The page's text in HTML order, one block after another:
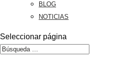
BLOG
NOTICIAS
Seleccionar página